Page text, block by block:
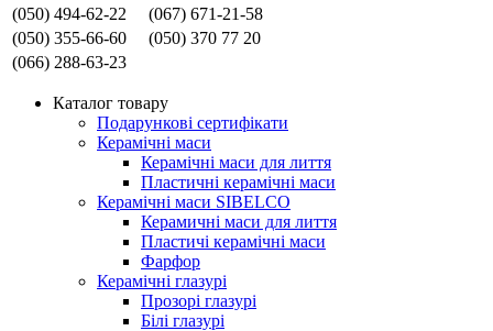
(050) 494-62-22
(067) 671-21-58
(050) 355-66-60
(050) 370 77 20
(066) 288-63-23
Каталог товару
Подарункові сертифікати
Керамічні маси
Керамічні маси для лиття
Пластичні керамічні маси
Керамічні маси SIBELСO
Керамичні маси для лиття
Пластичі керамічні маси
Фарфор
Керамічні глазурі
Прозорі глазурі
Білі глазурі